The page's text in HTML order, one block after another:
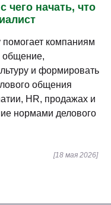
чего начать, что
помогает компаниям
общение,
и формировать
общения
HR, продажах и
нормами делового
[18 мая 2026]